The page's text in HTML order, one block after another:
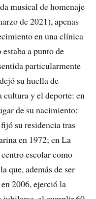
musical de homenaje
de 2021), apenas
en una clínica
a punto de
particularmente
su huella de
cultura y el deporte: en
de su nacimiento;
su residencia tras
en 1972; en La
escolar como
que, además de ser
2006, ejerció la